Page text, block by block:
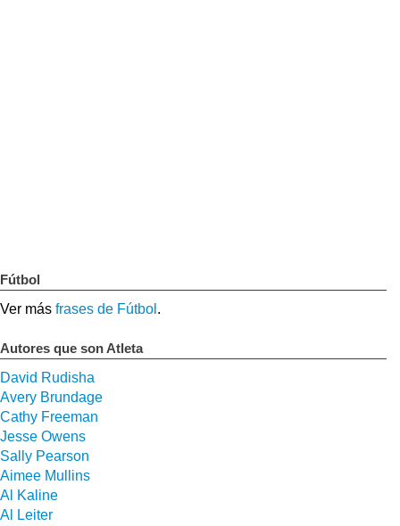
Fútbol
Ver más frases de Fútbol .
Autores que son Atleta
David Rudisha
Avery Brundage
Cathy Freeman
Jesse Owens
Sally Pearson
Aimee Mullins
Al Kaline
Al Leiter